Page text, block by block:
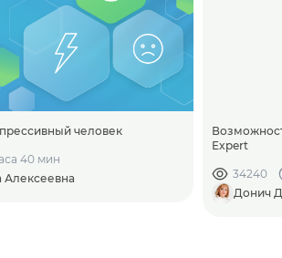
человек
40 мин
Expert
34240
Донич